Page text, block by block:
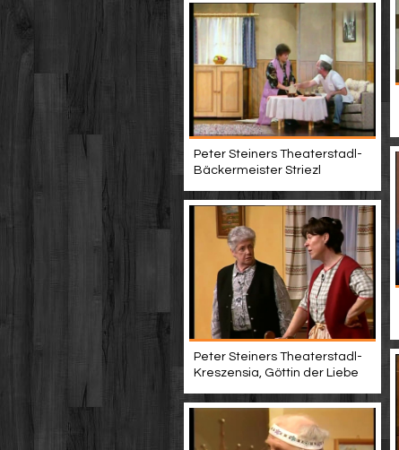
Peter Steiners Theaterstadl-
Bäckermeister Striezl
Peter Steiners Theaterstadl-
Kreszensia, Göttin der Liebe